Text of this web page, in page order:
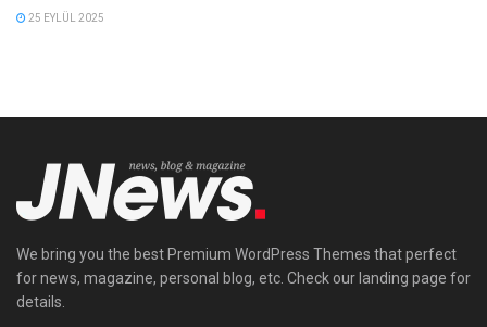
25 EYLÜL 2025
We bring you the best Premium WordPress Themes that perfect
for news, magazine, personal blog, etc. Check our landing page for
details.